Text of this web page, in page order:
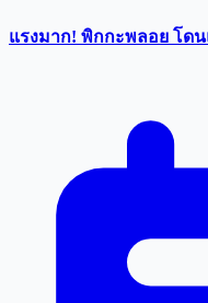
แรงมาก! พิกกะพลอย โดน